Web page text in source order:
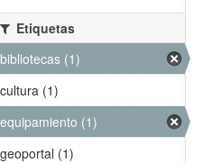
Etiquetas
bibliotecas (1)
cultura (1)
equipamiento (1)
geoportal (1)